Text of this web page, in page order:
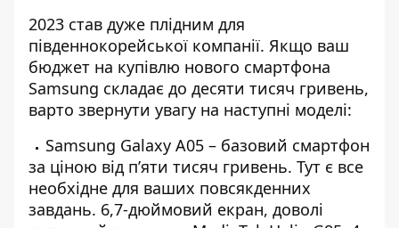
2023 став дуже плідним для
південнокорейської компанії. Якщо ваш
бюджет на купівлю нового смартфона
Samsung складає до десяти тисяч гривень,
варто звернути увагу на наступні моделі:
Samsung Galaxy A05 – базовий смартфон
за ціною від п’яти тисяч гривень. Тут є все
необхідне для ваших повсякденних
завдань. 6,7-дюймовий екран, доволі